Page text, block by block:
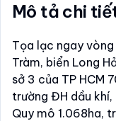
Mô tả chi
Tọa lạc ngay
Tràm, biển Long
sở 3 của TP HCM
trường ĐH dầu khí,
Quy mô 1.068ha,